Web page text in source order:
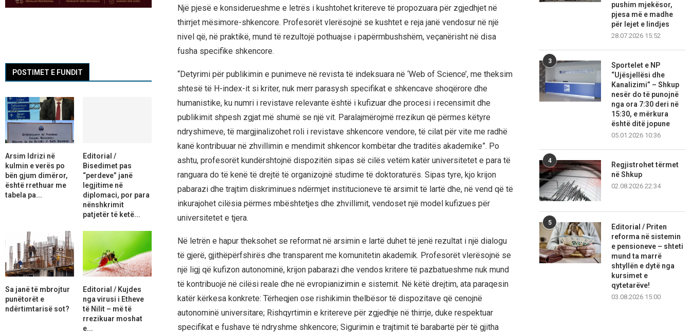
Një pjesë e konsiderueshme e letrës i kushtohet kritereve të propozuara për zgjedhjet në
thirrjet mësimore-shkencore. Profesorët vlerësojnë se kushtet e reja janë vendosur në një
nivel që, në praktikë, mund të rezultojë pothuajse i papërmbushshëm, veçanërisht në disa
fusha specifike shkencore.
“Detyrimi për publikimin e punimeve në revista të indeksuara në ‘Web of Science’, me theksim
shtesë të H-index-it si kriter, nuk merr parasysh specifikat e shkencave shoqërore dhe
humanistike, ku numri i revistave relevante është i kufizuar dhe procesi i recensimit dhe
publikimit shpesh zgjat më shumë se një vit. Paralajmërojmë rrezikun që përmes këtyre
ndryshimeve, të margjinalizohet roli i revistave shkencore vendore, të cilat për vite me radhë
kanë kontribuuar në zhvillimin e mendimit shkencor kombëtar dhe traditës akademike”. Po
ashtu, profesorët kundërshtojnë dispozitën sipas së cilës vetëm katër universitetet e para të
ranguara do të kenë të drejtë të organizojnë studime të doktoraturës. Sipas tyre, kjo krijon
pabarazi dhe trajtim diskriminues ndërmjet institucioneve të arsimit të lartë dhe, në vend që të
inkurajohet cilësia përmes mbështetjes dhe zhvillimit, vendoset një model kufizues për
universitetet e tjera.
Në letrën e hapur theksohet se reformat në arsimin e lartë duhet të jenë rezultat i një dialogu
të gjerë, gjithëpërfshirës dhe transparent me komunitetin akademik. Profesorët vlerësojnë se
një ligj që kufizon autonominë, krijon pabarazi dhe vendos kritere të pazbatueshme nuk mund
të kontribuojë në cilësi reale dhe në evropianizimin e sistemit. Në këtë drejtim, ata paraqesin
katër kërkesa konkrete: Tërheqjen ose rishikimin thelbësor të dispozitave që cenojnë
autonominë universitare; Rishqyrtimin e kritereve për zgjedhje në thirrje, duke respektuar
specifikat e fushave të ndryshme shkencore; Sigurimin e trajtimit të barabartë për të gjitha
pushim mjekësor,
pjesa më e madhe
për lejet e lindjes
28.07.2026 15:52
3
Sportelet e NP
“Ujësjellësi dhe
Kanalizimi” – Shkup
nesër do të punojnë
nga ora 7:30 deri në
15:30, e mërkura
është ditë jopune
05.01.2026 10:36
4
Regjistrohet tërmet
në Shkup
02.08.2026 22:34
5
Editorial / Priten
reforma në sistemin
e pensioneve – shteti
mund ta marrë
shtyllën e dytë nga
kursimet e
qytetarëve!
03.08.2026 15:00
POSTIMET E FUNDIT
Arsim Idrizi në
kulmin e verës po
bën gjum dimëror,
është rrethuar me
tabela pa...
Editorial /
Bisedimet pas
“perdeve” janë
legjitime në
diplomaci, por para
nënshkrimit
patjetër të ketë...
Sa janë të mbrojtur
punëtorët e
ndërtimtarisë sot?
Editorial / Kujdes
nga virusi i Etheve
të Nilit – më të
rrezikuar moshat
e...